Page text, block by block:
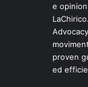
e
proven
ed